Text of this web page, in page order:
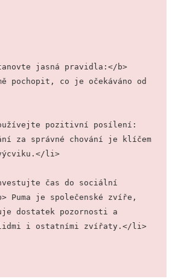
pochopit, co je očekáváno od
za správné chování je klíčem
výcviku.</li>
Puma je společenské zvíře,
dostatek pozornosti a
i ostatními zvířaty.</li>